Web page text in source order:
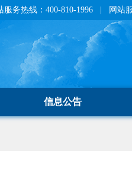
服务热线：400-810-1996 | 网站
信息公告